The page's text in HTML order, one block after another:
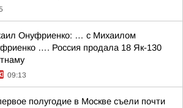
Онуфриенко: … с Михаилом
…. Россия продала 18 Як-130
09:13
полугодие в Москве съели почти